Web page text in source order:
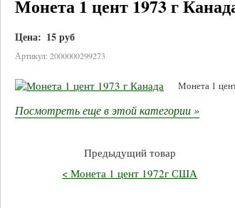
Монета 1 цент 1973 г
Цена: 15 руб
Артикул: 2000000299273
Монета 1
Посмотреть еще в этой категории »
Предыдущий товар
< Монета 1 цент 1972г США